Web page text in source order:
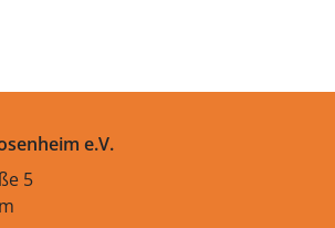
e.V.
5